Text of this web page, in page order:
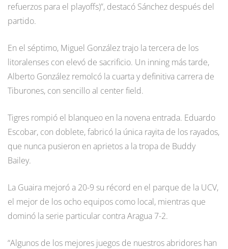
refuerzos para el playoffs)”, destacó Sánchez después del
partido.
En el séptimo, Miguel González trajo la tercera de los
litoralenses con elevó de sacrificio. Un inning más tarde,
Alberto González remolcó la cuarta y definitiva carrera de
Tiburones, con sencillo al center field.
Tigres rompió el blanqueo en la novena entrada. Eduardo
Escobar, con doblete, fabricó la única rayita de los rayados,
que nunca pusieron en aprietos a la tropa de Buddy
Bailey.
La Guaira mejoró a 20-9 su récord en el parque de la UCV,
el mejor de los ocho equipos como local, mientras que
dominó la serie particular contra Aragua 7-2.
“Algunos de los mejores juegos de nuestros abridores han